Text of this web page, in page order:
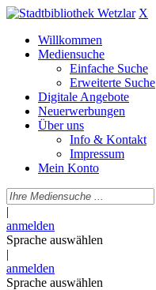
X
Willkommen
Mediensuche
Einfache Suche
Erweiterte Suche
Digitale Angebote
Neuerwerbungen
Über uns
Info & Kontakt
Impressum
Mein Konto
|
anmelden
Sprache auswählen
|
anmelden
Sprache auswählen